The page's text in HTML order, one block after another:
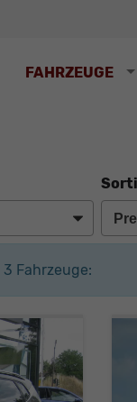
FAHRZEUGE
3 Fahrzeuge: